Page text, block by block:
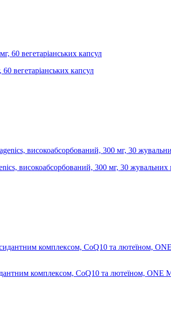
вегетаріанських капсул
високоабсорбований, 300 мг, 30 жувальних
комплексом, CoQ10 та лютеїном, ONE